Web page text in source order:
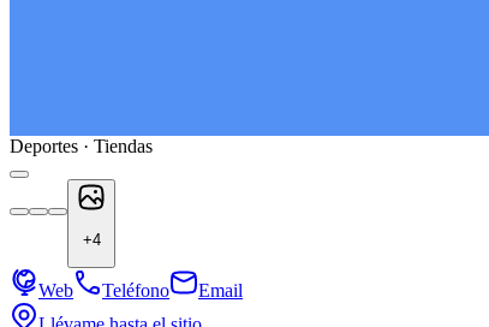
Deportes · Tiendas
+4
Web Teléfono
Email